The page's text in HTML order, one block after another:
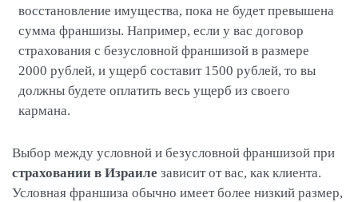
восстановление имущества, пока не будет превышена
сумма франшизы. Например, если у вас договор
страхования с безусловной франшизой в размере
2000 рублей, и ущерб составит 1500 рублей, то вы
должны будете оплатить весь ущерб из своего
кармана.
Выбор между условной и безусловной франшизой при
страховании в Израиле зависит от вас, как клиента.
Условная франшиза обычно имеет более низкий размер,